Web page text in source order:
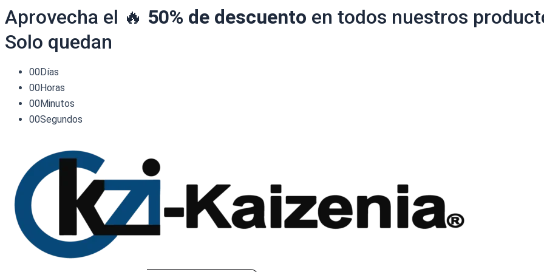
Aprovecha el 🔥 50% de descuento en todos nuestros
Solo quedan
00Días
00Horas
00Minutos
00Segundos